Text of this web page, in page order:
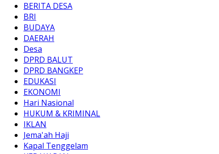
BERITA DESA
BRI
BUDAYA
DAERAH
Desa
DPRD BALUT
DPRD BANGKEP
EDUKASI
EKONOMI
Hari Nasional
HUKUM & KRIMINAL
IKLAN
Jema'ah Haji
Kapal Tenggelam